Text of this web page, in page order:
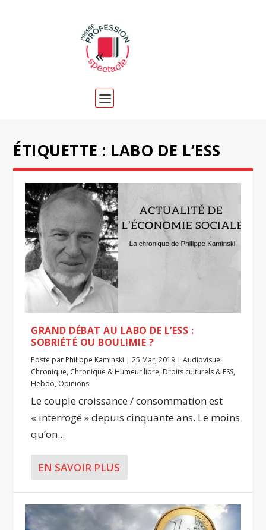
ÉTIQUETTE : LABO DE L’ESS
GRAND DÉBAT AU LABO DE L’ESS :
SOBRIÉTÉ OU BOULIMIE ?
Posté par Philippe Kaminski |25 Mar, 2019 |Audiovisuel
Chronique, Chronique & Humeur libre, Droits culturels & ESS,
Hebdo, Opinions
Le couple croissance / consommation est
« interrogé » depuis cinquante ans. Le moins
qu’on...
EN SAVOIR PLUS